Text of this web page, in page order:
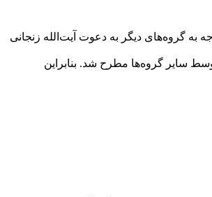
هرگونه تبلیغ و توجه به گروه‌های دیگر به دعوت آیت‌الله زنجانی
توسط سایر گروه‌ها مطرح شد. بنابراین